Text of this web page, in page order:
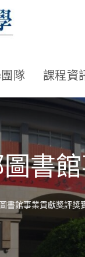
隊 課程資
書
書館事業貢獻獎評獎